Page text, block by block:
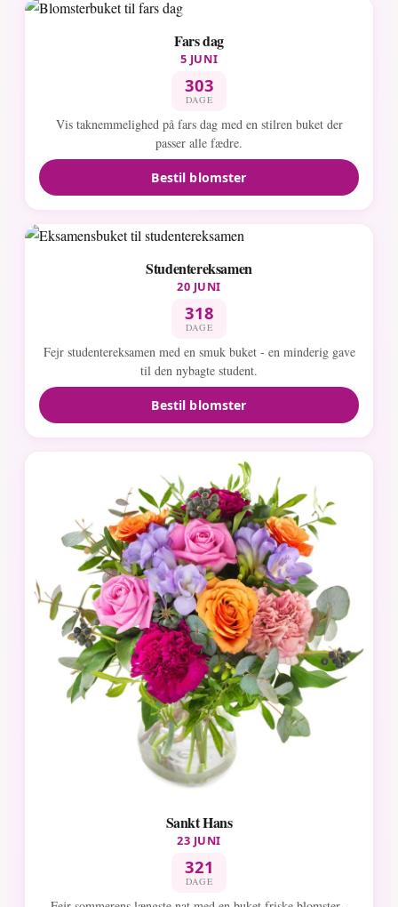
Fars dag
5 JUNI
303
DAGE
Vis taknemmelighed på fars dag med en stilren buket der
passer alle fædre.
Bestil blomster
Studentereksamen
20 JUNI
318
DAGE
Fejr studentereksamen med en smuk buket - en minderig gave
til den nybagte student.
Bestil blomster
Sankt Hans
23 JUNI
321
DAGE